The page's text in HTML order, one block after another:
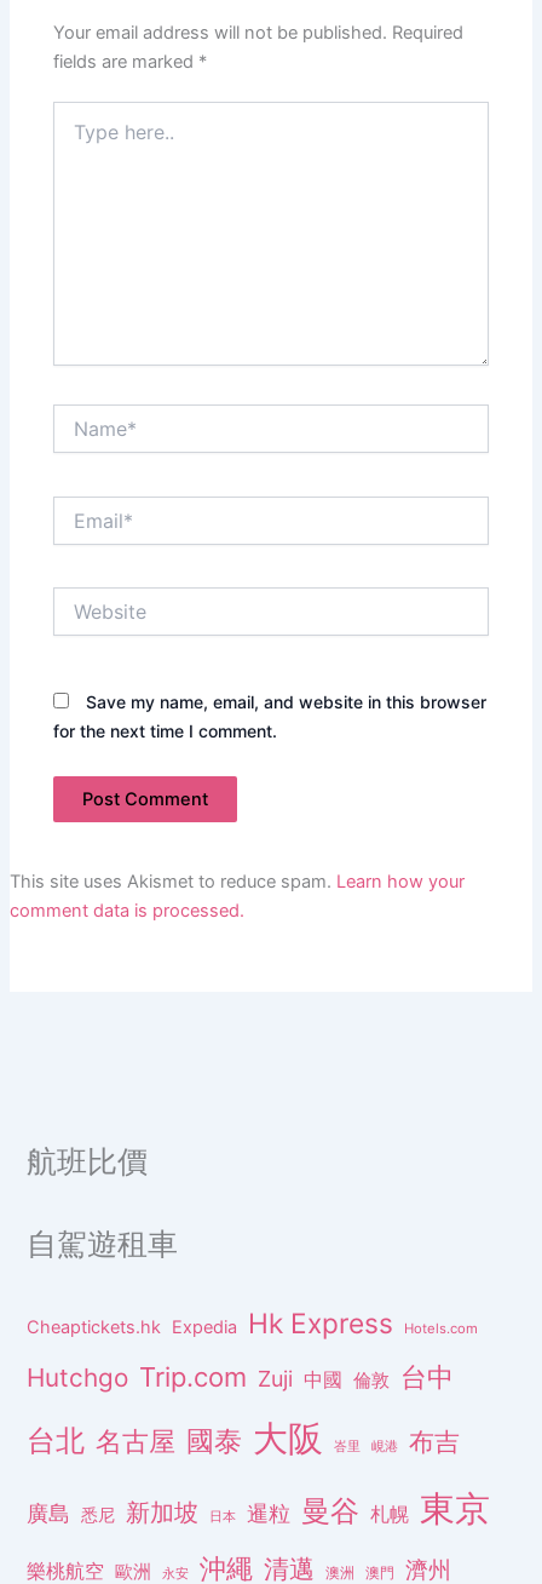
Your email address will not be published. Required
fields are marked *
here..
Save my name, email, and website in this browser
for the next time I comment.
This site uses Akismet to reduce spam. Learn how your
comment data is processed.
航班比價
自駕遊租車
Cheaptickets.hk Expedia Hk Express Hotels.com
Hutchgo Trip.com Zuji 中國 倫敦 台中
台北 名古屋 國泰 大阪 峇里 峴港 布吉
廣島 悉尼 新加坡 日本 暹粒 曼谷 札幌 東京
樂桃航空 歐洲 永安 沖繩 清邁 澳洲 澳門 濟州